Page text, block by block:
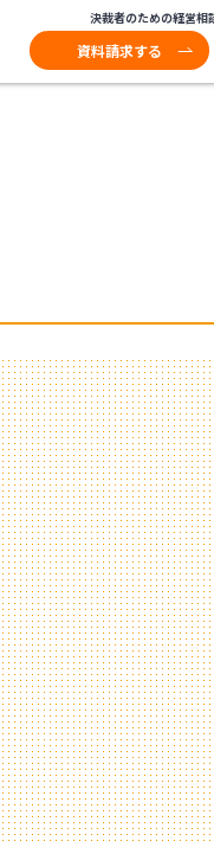
決裁者のための経営相
資料請求する